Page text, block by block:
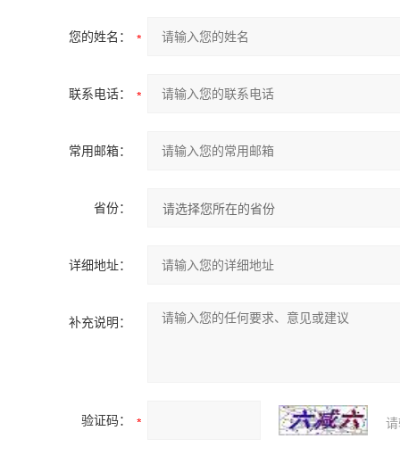
您的姓名：
联系电话：
常用邮箱：
省份：
详细地址：
补充说明：
验证码：